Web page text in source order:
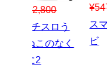
¥547,800
スマスロハナ
ビ